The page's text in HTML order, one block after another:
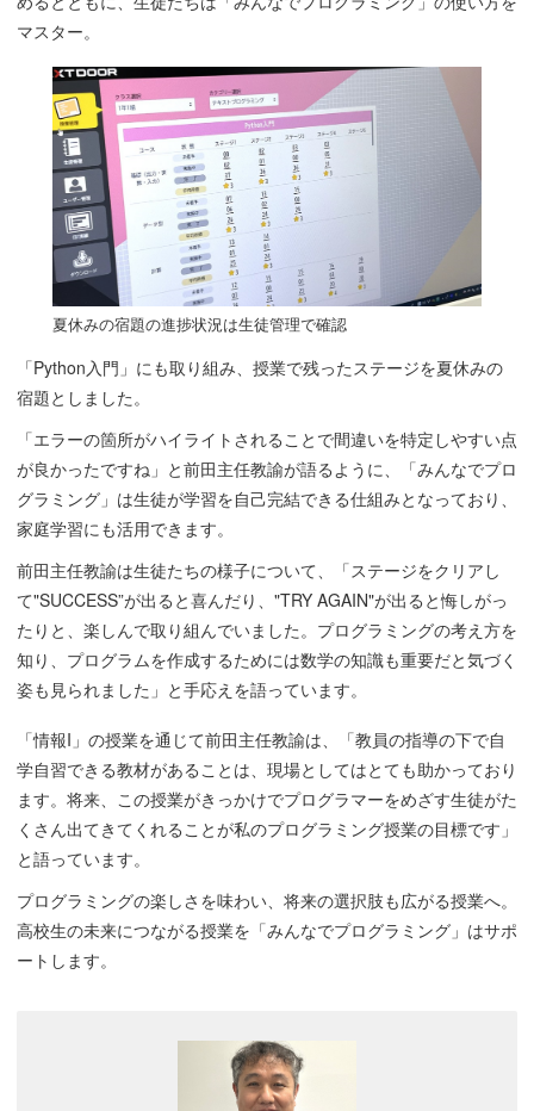
マスター。
夏休みの宿題の進捗状況は生徒管理で確認
「Python入門」にも取り組み、授業で残ったステージを夏休みの
宿題としました。
「エラーの箇所がハイライトされることで間違いを特定しやすい点
が良かったですね」と前田主任教諭が語るように、「みんなでプロ
グラミング」は生徒が学習を自己完結できる仕組みとなっており、
家庭学習にも活用できます。
前田主任教諭は生徒たちの様子について、「ステージをクリアし
て"SUCCESS”が出ると喜んだり、"TRY AGAIN"が出ると悔しがっ
たりと、楽しんで取り組んでいました。プログラミングの考え方を
知り、プログラムを作成するためには数学の知識も重要だと気づく
姿も見られました」と手応えを語っています。
「情報I」の授業を通じて前田主任教諭は、「教員の指導の下で自
学自習できる教材があることは、現場としてはとても助かっており
ます。将来、この授業がきっかけでプログラマーをめざす生徒がた
くさん出てきてくれることが私のプログラミング授業の目標です」
と語っています。
プログラミングの楽しさを味わい、将来の選択肢も広がる授業へ。
高校生の未来につながる授業を「みんなでプログラミング」はサポ
ートします。